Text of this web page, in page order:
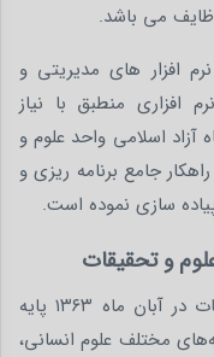
می باشد.
افزار های مدیریتی و
افزاری منطبق با نیاز
اسلامی واحد علوم و
جامع برنامه ریزی و
سازی نموده است.
و تحقیقات
دانشگاه آزاد اسلامی واحد علوم و تحقیقات در آبان ماه ۱۳۶۳ پایه
مختلف علوم انسانی،